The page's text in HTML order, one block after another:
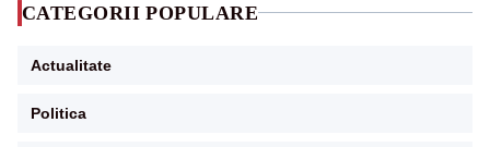
CATEGORII POPULARE
Actualitate
Politica